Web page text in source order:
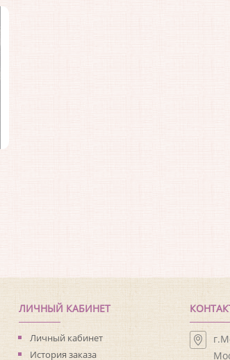
ЛИЧНЫЙ КАБИНЕТ
Личный кабинет
История заказа